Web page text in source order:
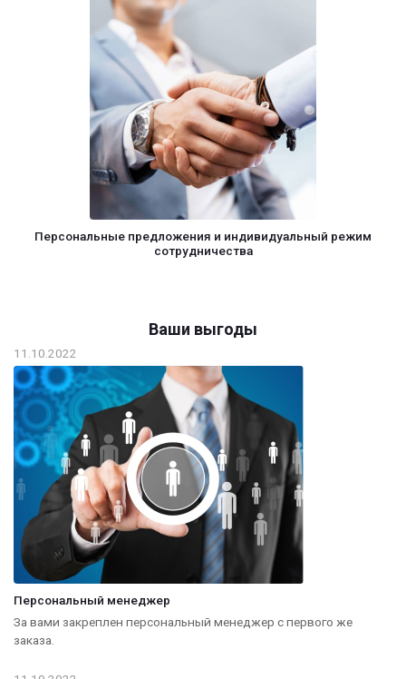
Персональные предложения и индивидуальный режим
сотрудничества
Ваши выгоды
11.10.2022
Персональный менеджер
За вами закреплен персональный менеджер с первого же
заказа.